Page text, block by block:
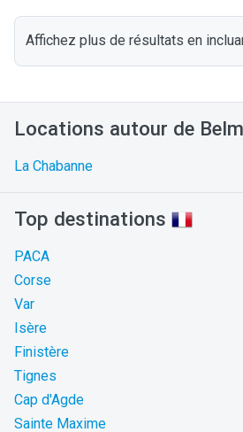
Affichez plus de résultats en
Locations autour de
La Chabanne
Top destinations
PACA
Corse
Var
Isère
Finistère
Tignes
Cap d'Agde
Sainte Maxime